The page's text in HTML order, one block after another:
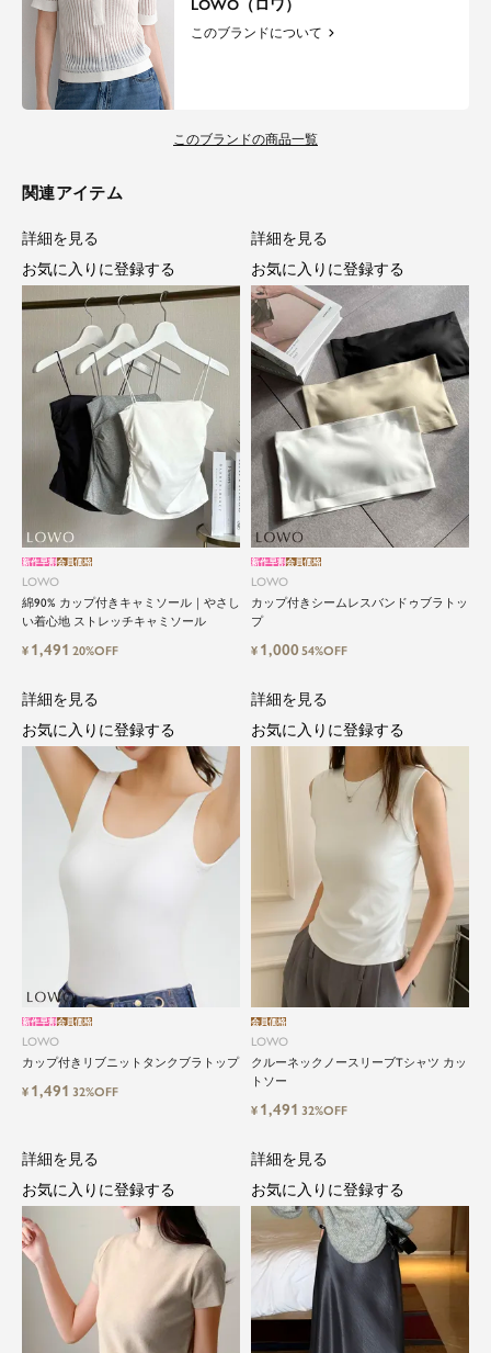
LOWO（ロワ）
このブランドについて
このブランドの商品一覧
関連アイテム
LOWO
綿90% カップ付きキャミソール｜やさし
い着心地 ストレッチキャミソール
新作早割会員価格
¥ 1,491 20%OFF
詳細を見る
お気に入りに登録する
LOWO
カップ付きシームレスバンドゥブラトッ
プ
新作早割会員価格
¥ 1,00054%OFF
詳細を見る
お気に入りに登録する
LOWO
カップ付きリブニットタンクブラトップ
新作早割会員価格
¥ 1,491 32%OFF
詳細を見る
お気に入りに登録する
LOWO
クルーネックノースリーブTシャツ カッ
トソー
会員価格
¥ 1,491 32%OFF
詳細を見る
お気に入りに登録する
詳細を見る
お気に入りに登録する
詳細を見る
お気に入りに登録する